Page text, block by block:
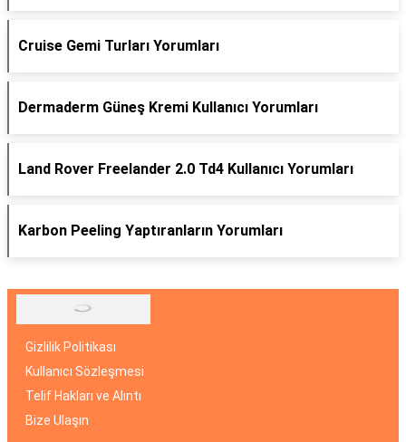
Cruise Gemi Turları Yorumları
Dermaderm Güneş Kremi Kullanıcı Yorumları
Land Rover Freelander 2.0 Td4 Kullanıcı Yorumları
Karbon Peeling Yaptıranların Yorumları
Gizlilik Politikası
Kullanıcı Sözleşmesi
Telif Hakları ve Alıntı
Bize Ulaşın